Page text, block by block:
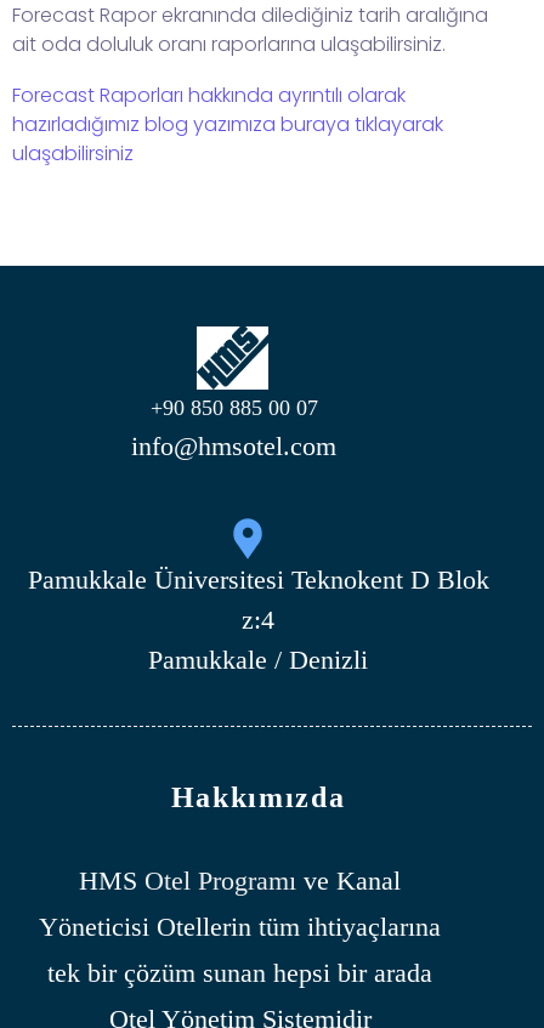
Forecast Rapor ekranında dilediğiniz tarih aralığına
ait oda doluluk oranı raporlarına ulaşabilirsiniz.
Forecast Raporları hakkında ayrıntılı olarak
hazırladığımız blog yazımıza buraya tıklayarak
ulaşabilirsiniz
+90 850 885 00 07
info@hmsotel.com
Pamukkale Üniversitesi Teknokent D Blok
z:4
Pamukkale / Denizli
Hakkımızda
HMS Otel Programı ve Kanal
Yöneticisi Otellerin tüm ihtiyaçlarına
tek bir çözüm sunan hepsi bir arada
Otel Yönetim Sistemidir